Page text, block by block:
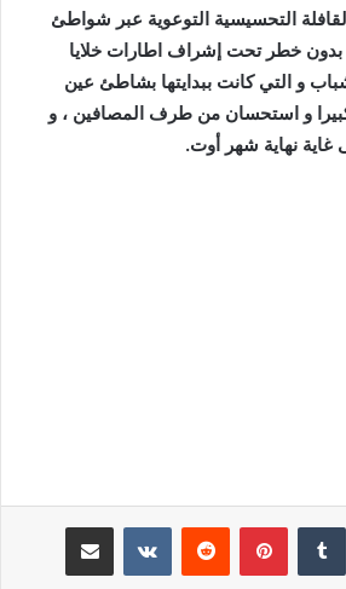
التحسيسية التوعوية عبر شواطئ
خطر تحت إشراف اطارات خلايا
و التي كانت ببدايتها بشاطئ عين
و استحسان من طرف المصافين ، و
غاية نهاية شهر أوت.
لينكدإن بينتيريست